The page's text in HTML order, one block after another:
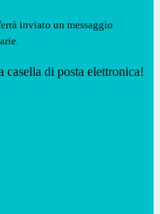
inviato un messaggio
di posta elettronica!